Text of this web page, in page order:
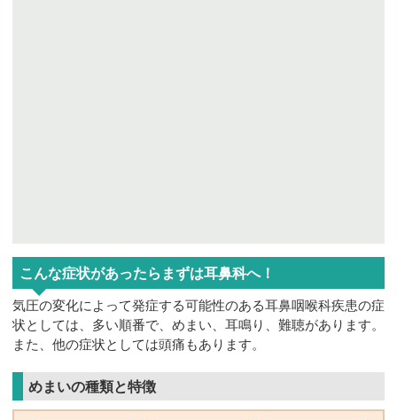
こんな症状があったらまずは耳鼻科へ！
気圧の変化によって発症する可能性のある耳鼻咽喉科疾患の症
状としては、多い順番で、めまい、耳鳴り、難聴があります。
また、他の症状としては頭痛もあります。
めまいの種類と特徴